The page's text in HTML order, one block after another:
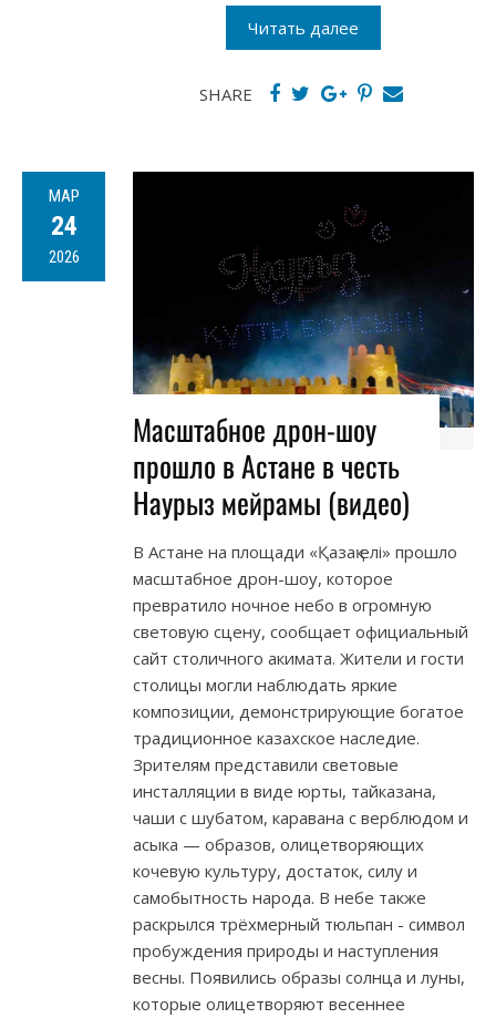
Читать далее
SHARE
МАР
24
2026
Масштабное дрон-шоу
прошло в Астане в честь
Наурыз мейрамы (видео)
В Астане на площади «Қазақ елі» прошло
масштабное дрон-шоу, которое
превратило ночное небо в огромную
световую сцену, сообщает официальный
сайт столичного акимата. Жители и гости
столицы могли наблюдать яркие
композиции, демонстрирующие богатое
традиционное казахское наследие.
Зрителям представили световые
инсталляции в виде юрты, тайказана,
чаши с шубатом, каравана с верблюдом и
асыка — образов, олицетворяющих
кочевую культуру, достаток, силу и
самобытность народа. В небе также
раскрылся трёхмерный тюльпан - символ
пробуждения природы и наступления
весны. Появились образы солнца и луны,
которые олицетворяют весеннее